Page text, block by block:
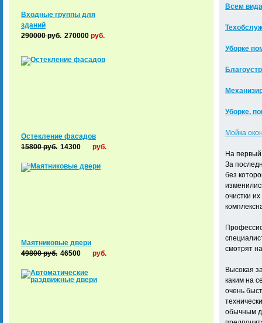
Всем
Уборке
Уборке,
Мойка
На первый
За
без
очистки
смотрят
Высокая
каким на
очень
обычным
Входные группы для
зданий
290000руб. 270000 руб.
Остекление фасадов
15800руб. 14300 руб.
Маятниковые двери
49800руб. 46500 руб.